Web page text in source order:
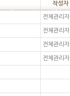
작성자
전체관리자
전체관리자
전체관리자
전체관리자